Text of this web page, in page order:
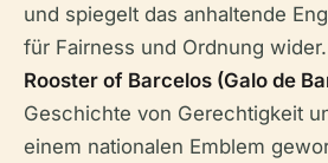
und spiegelt das anhaltende
für Fairness und Ordnung
Rooster of Barcelos (Galo de
Geschichte von Gerechtigkeit
einem nationalen Emblem